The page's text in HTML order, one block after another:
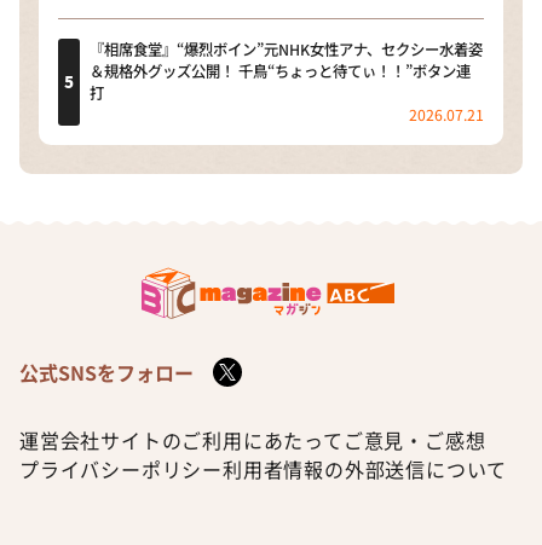
『相席食堂』“爆烈ボイン”元NHK女性アナ、セクシー水着姿
＆規格外グッズ公開！ 千鳥“ちょっと待てぃ！！”ボタン連
打
2026.07.21
公式SNSをフォロー
運営会社サイトのご利用にあたって ご意見・ご感想
プライバシーポリシー利用者情報の外部送信について